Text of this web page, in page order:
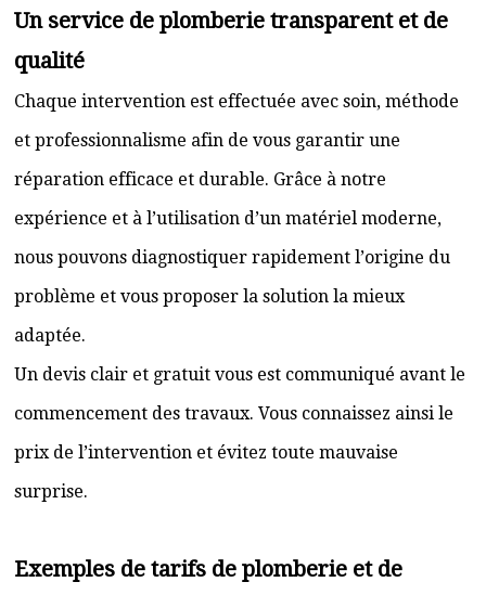
Un service de plomberie transparent et de
qualité
Chaque intervention est effectuée avec soin, méthode
et professionnalisme afin de vous garantir une
réparation efficace et durable. Grâce à notre
expérience et à l’utilisation d’un matériel moderne,
nous pouvons diagnostiquer rapidement l’origine du
problème et vous proposer la solution la mieux
adaptée.
Un devis clair et gratuit vous est communiqué avant le
commencement des travaux. Vous connaissez ainsi le
prix de l’intervention et évitez toute mauvaise
surprise.
Exemples de tarifs de plomberie et de